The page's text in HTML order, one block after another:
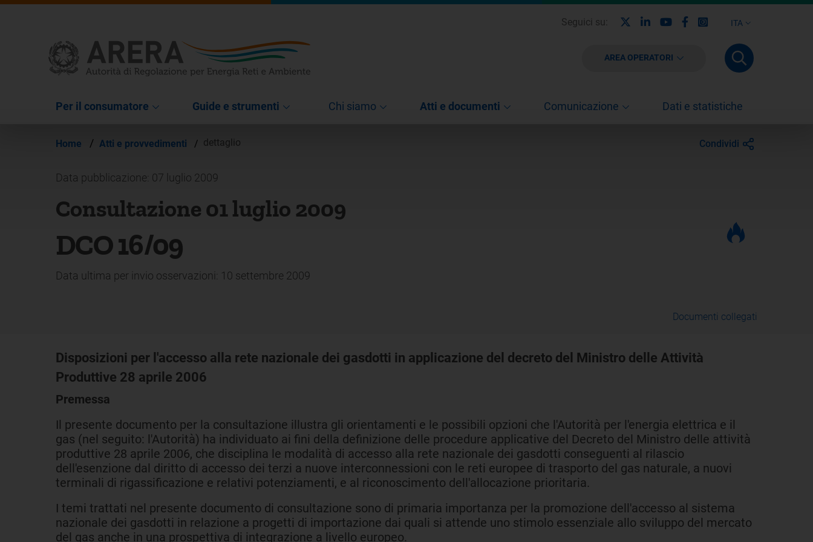
ITA
Seguici su: LinkedinYoutubeFacebook
Instagram
AREA OPERATORI
Per il consumatore Guide e strumenti Chi siamo Atti e documenti Comunicazione Dati e statistiche
Home / Atti e provvedimenti / dettaglio Condividi
Data pubblicazione: 07 luglio 2009
Consultazione 01 luglio 2009
DCO 16/09
Data ultima per invio osservazioni: 10 settembre 2009
Documenti collegati
Disposizioni per l'accesso alla rete nazionale dei gasdotti in applicazione del decreto del Ministro delle Attività
Produttive 28 aprile 2006
Premessa
Il presente documento per la consultazione illustra gli orientamenti e le possibili opzioni che l'Autorità per l'energia elettrica e il
gas (nel seguito: l'Autorità) ha individuato ai fini della definizione delle procedure applicative del Decreto del Ministro delle attività
produttive 28 aprile 2006, che disciplina le modalità di accesso alla rete nazionale dei gasdotti conseguenti al rilascio
dell'esenzione dal diritto di accesso dei terzi a nuove interconnessioni con le reti europee di trasporto del gas naturale, a nuovi
terminali di rigassificazione e relativi potenziamenti, e al riconoscimento dell'allocazione prioritaria.
I temi trattati nel presente documento di consultazione sono di primaria importanza per la promozione dell'accesso al sistema
nazionale dei gasdotti in relazione a progetti di importazione dai quali si attende uno stimolo essenziale allo sviluppo del mercato
del gas anche in una prospettiva di integrazione a livello europeo.